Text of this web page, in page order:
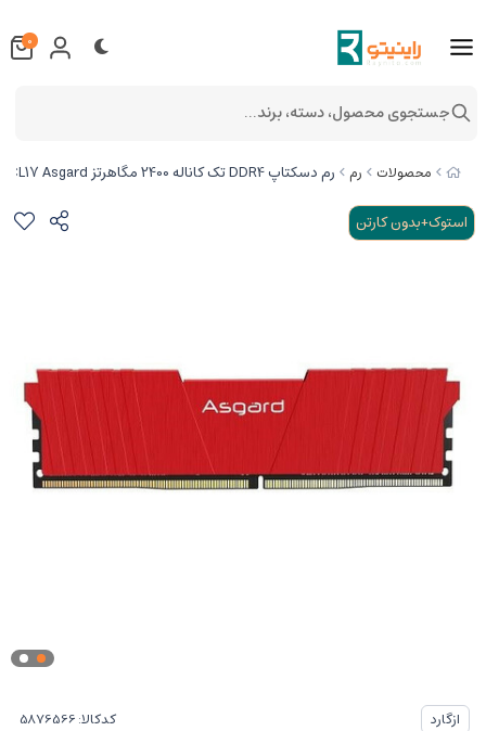
محصولات رم
رم دسکتاپ DDR4 تک کاناله 2400 مگاهرتز CL17 Asgard مدل T2 ظرفیت 4 گیگابایت
استوک+بدون کارتن
ازگارد کدکالا:
0
جستجوی محصول، دسته، برند...